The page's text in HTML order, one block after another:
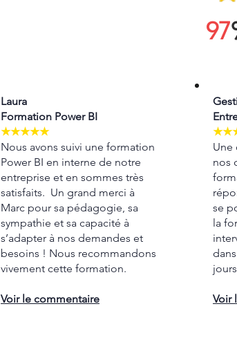
97
Laura
Formation Power BI
★★★★★
Nous avons suivi une formation
Power BI en interne de notre
entreprise et en sommes très
satisfaits. Un grand merci à
Marc pour sa pédagogie, sa
sympathie et sa capacité à
s’adapter à nos demandes et
besoins ! Nous recommandons
vivement cette formation.
Voir le commentaire
Une
nos
se
la
Voir